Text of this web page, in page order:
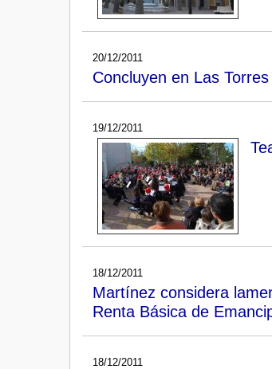
20/12/2011
Concluyen en Las
19/12/2011
18/12/2011
Martínez considera
Renta Básica de
18/12/2011